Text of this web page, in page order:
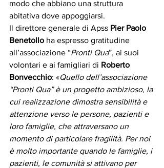
modo che abbiano una struttura
abitativa dove appoggiarsi.
Il direttore generale di Apss Pier Paolo
Benetollo ha espresso gratitudine
all’associazione “Pronti Qua”, ai suoi
volontari e ai famigliari di Roberto
Bonvecchio: «Quello dell’associazione
“Pronti Qua” è un progetto ambizioso, la
cui realizzazione dimostra sensibilità e
attenzione verso le persone, pazienti e
loro famiglie, che attraversano un
momento di particolare fragilità. Per noi
è molto importante quando le famiglie, i
pazienti, le comunità si attivano per